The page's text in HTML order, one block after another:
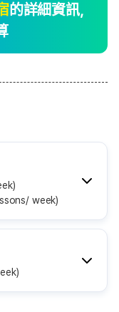
的詳細資訊，
week)